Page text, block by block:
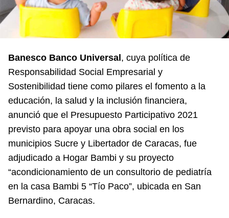
Banesco Banco Universal, cuya política de
Responsabilidad Social Empresarial y
Sostenibilidad tiene como pilares el fomento a la
educación, la salud y la inclusión financiera,
anunció que el Presupuesto Participativo 2021
previsto para apoyar una obra social en los
municipios Sucre y Libertador de Caracas, fue
adjudicado a Hogar Bambi y su proyecto
“acondicionamiento de un consultorio de pediatría
en la casa Bambi 5 “Tío Paco”, ubicada en San
Bernardino, Caracas.